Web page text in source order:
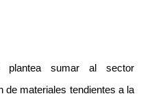
sumar al sector
de materiales tendientes a la